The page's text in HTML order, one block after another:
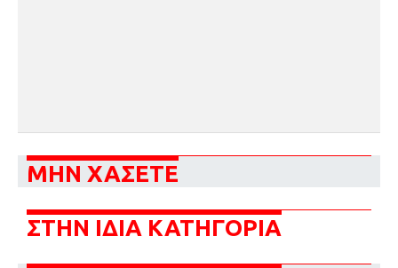
ΜΗΝ ΧΑΣΕΤΕ
ΣΤΗΝ ΙΔΙΑ ΚΑΤΗΓΟΡΙΑ